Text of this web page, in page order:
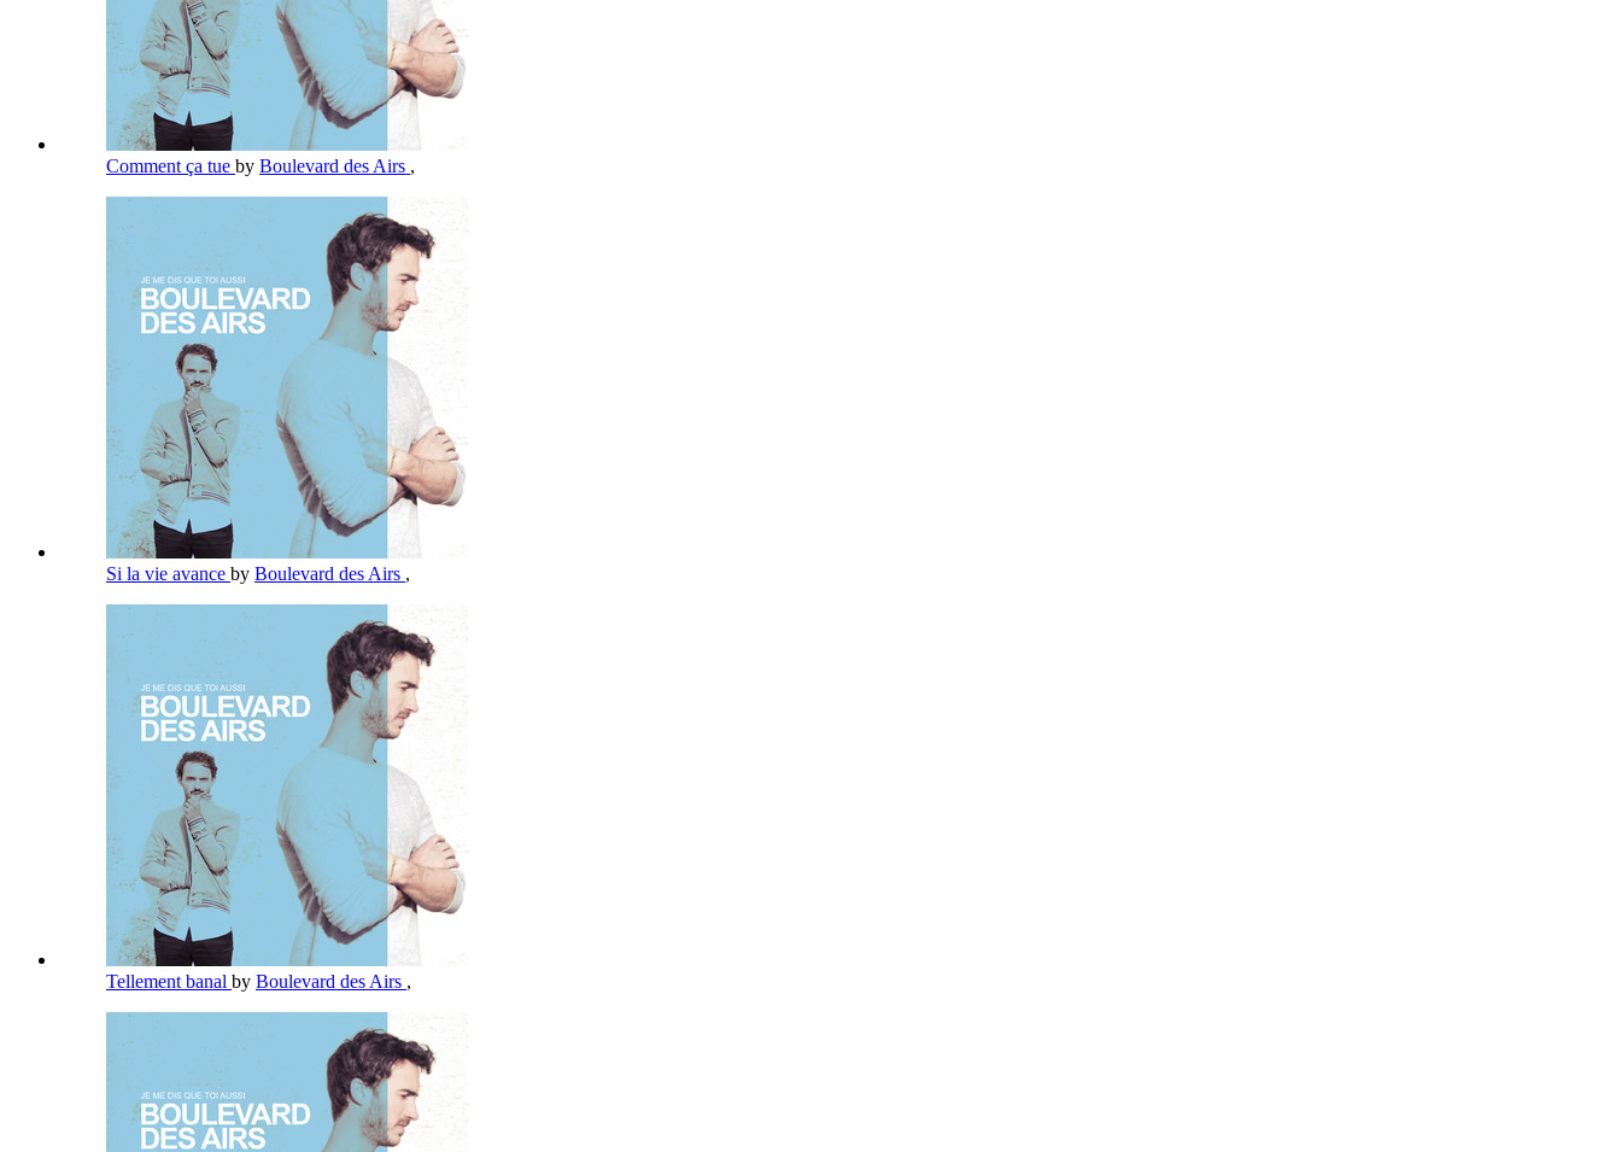
Comment ça tue by Boulevard des Airs ,
Si la vie avance by Boulevard des Airs ,
Tellement banal by Boulevard des Airs ,